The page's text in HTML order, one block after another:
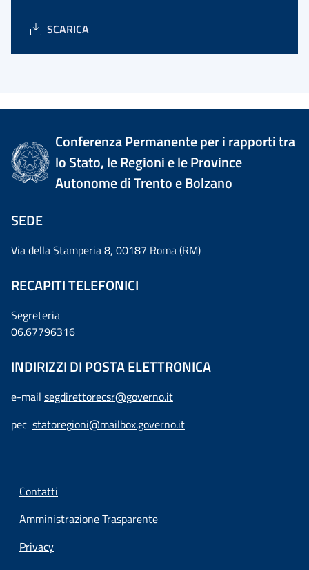
SCARICA
Conferenza Permanente per i rapporti tra
lo Stato, le Regioni e le Province
Autonome di Trento e Bolzano
SEDE
Via della Stamperia 8, 00187 Roma (RM)
RECAPITI TELEFONICI
Segreteria
06.67796316
INDIRIZZI DI POSTA ELETTRONICA
e-mail segdirettorecsr@governo.it
pec statoregioni@mailbox.governo.it
Contatti
Amministrazione Trasparente
Privacy